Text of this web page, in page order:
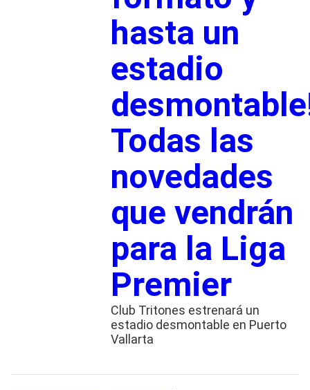
hasta un
estadio
Todas las
novedades
que vendrán
para la Liga
Premier
Club Tritones estrenará un
estadio desmontable en Puerto
Vallarta